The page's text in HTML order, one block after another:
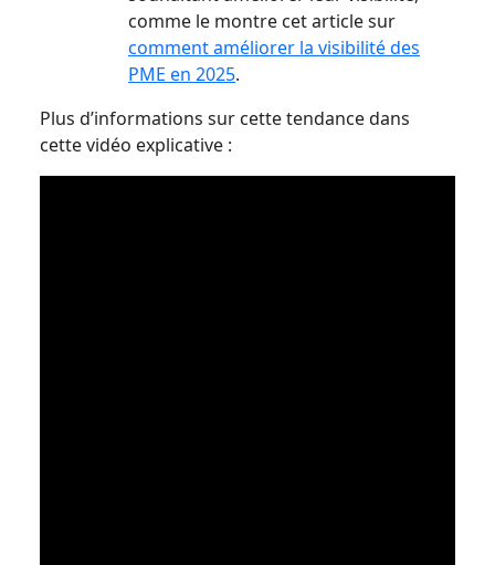
comme le montre cet article sur
comment améliorer la visibilité des
PME en 2025.
Plus d’informations sur cette tendance dans
cette vidéo explicative :